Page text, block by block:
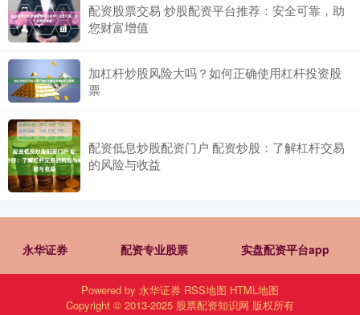
配资股票交易 炒股配资平台推荐：安全可靠，助
您财富增值
加杠杆炒股风险大吗？如何正确使用杠杆投资股
票
配资低息炒股配资门户 配资炒股：了解杠杆交易
的风险与收益
永华证券 配资专业股票 实盘配资平台app
Powered by 永华证券 RSS地图 HTML地图
Copyright © 2013-2025 股票配资知识网 版权所有